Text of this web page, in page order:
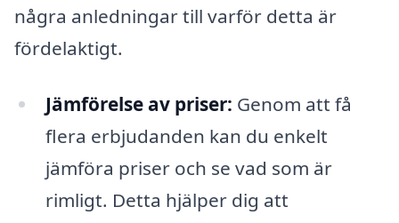
några anledningar till varför detta är
fördelaktigt.
Jämförelse av priser: Genom att få
flera erbjudanden kan du enkelt
jämföra priser och se vad som är
rimligt. Detta hjälper dig att